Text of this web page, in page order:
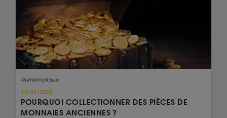
Numismatique
12/03/2025
POURQUOI COLLECTIONNER DES PIÈCES DE
MONNAIES ANCIENNES ?